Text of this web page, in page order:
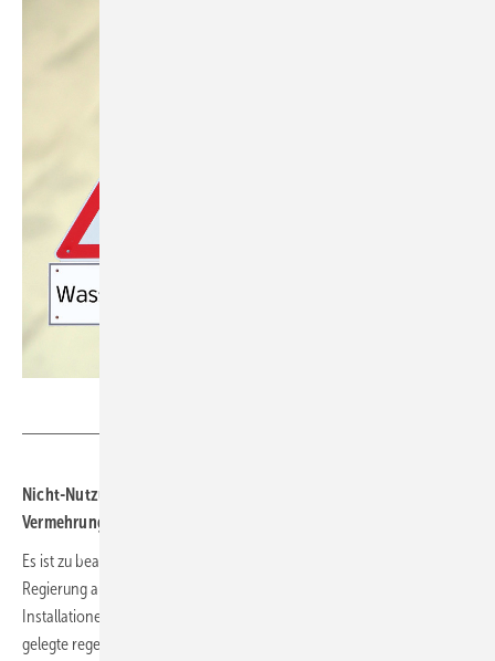
Nicht-Nutzung von Trinkwasser-Installationen kann zur
Vermehrung von Legionellen führen!
Es ist zu beachten, dass mit dem Schließungsgebot durch die
Regierung auch der bestimmungsgemäße Betrieb von Trinkwasser-
Installationen nicht mehr gegeben ist. Der bei der Planung zugrunde
gelegte regelmäßige Austausch in den Wasserleitungen ist aufgrund